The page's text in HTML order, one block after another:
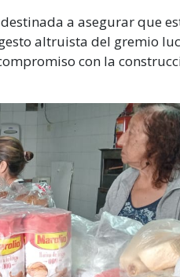
a asegurar que
altruista del gremio
con la